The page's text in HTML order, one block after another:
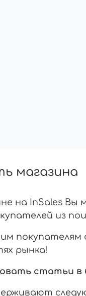
магазина
на InSales Вы
из
рынка!
статьи в